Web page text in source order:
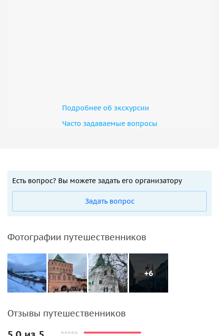
Подробнее об экскурсии
Часто задаваемые вопросы
Есть вопрос? Вы можете задать его организатору
Задать вопрос
Фотографии путешественников
+6
Отзывы путешественников